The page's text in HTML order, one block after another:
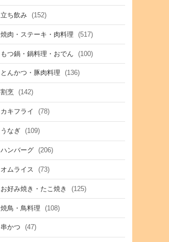
立ち飲み (152)
焼肉・ステーキ・肉料理 (517)
もつ鍋・鍋料理・おでん (100)
とんかつ・豚肉料理 (136)
割烹 (142)
カキフライ (78)
うなぎ (109)
ハンバーグ (206)
オムライス (73)
お好み焼き・たこ焼き (125)
焼鳥・鳥料理 (108)
串かつ (47)